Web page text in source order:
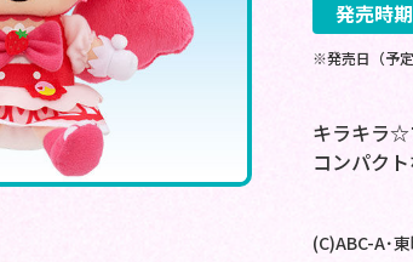
発売時期
※発売日（予
キラキラ☆
コンパク
(C)ABC-A･